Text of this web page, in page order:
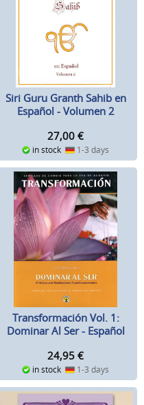
Siri Guru Granth Sahib en
Español - Volumen 2
27,00 €
in stock 1-3 days
Transformación Vol. 1:
Dominar Al Ser - Español
24,95 €
in stock 1-3 days